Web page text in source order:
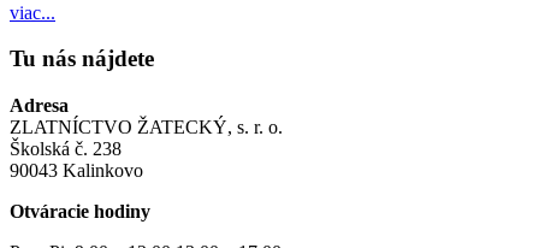
viac...
Tu nás nájdete
Adresa
ZLATNÍCTVO ŽATECKÝ, s. r. o.
Školská č. 238
90043 Kalinkovo
Otváracie hodiny